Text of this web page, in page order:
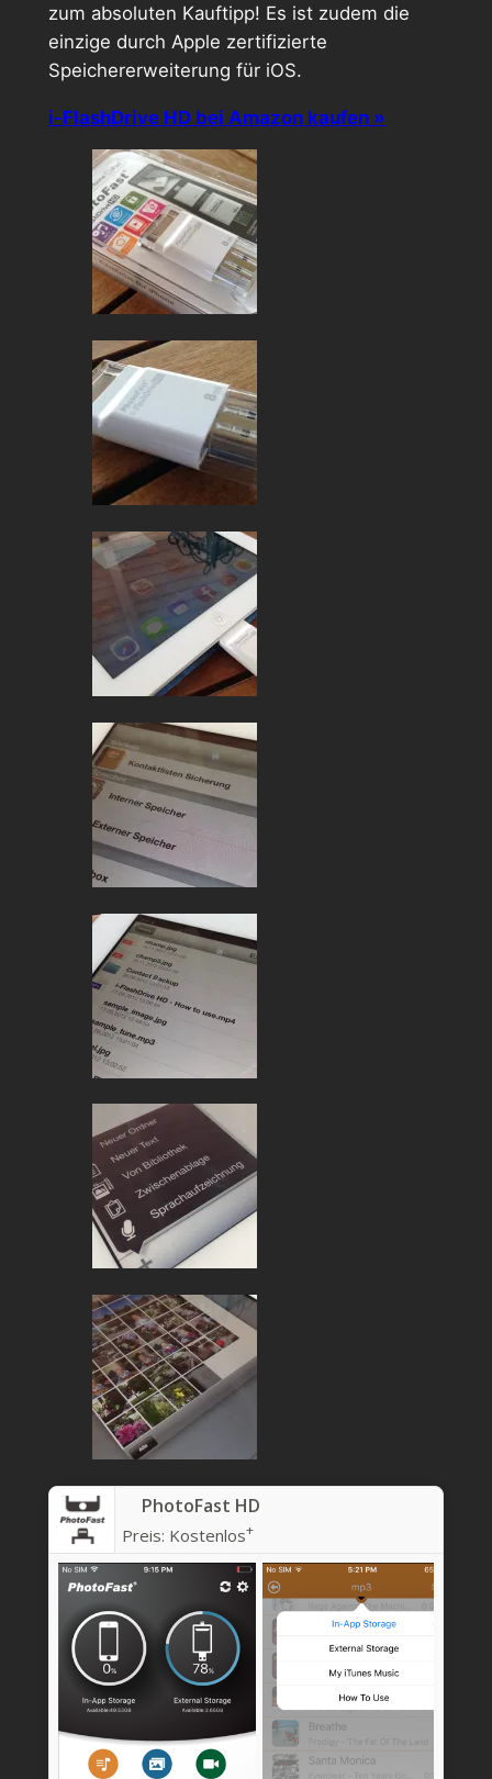
zum absoluten Kauftipp! Es ist zudem die
einzige durch Apple zertifizierte
Speichererweiterung für iOS.
i-FlashDrive HD bei Amazon kaufen »
PhotoFast HD
Preis: Kostenlos+